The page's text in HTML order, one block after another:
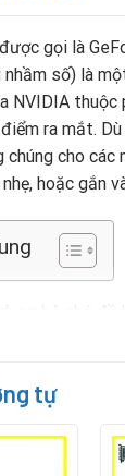
gọi là
số) là
NVIDIA thuộc
ra mắt. Dù
cho các
hoặc gắn
bộ nhớ đồ
và sau nhiều
VRAM cho
tự